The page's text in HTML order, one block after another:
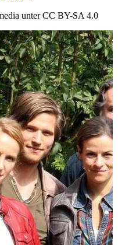
unter CC BY-SA 4.0